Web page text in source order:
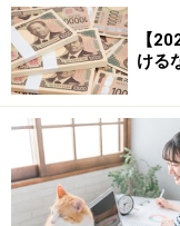
【30万円・50万円
・30万円を預けた
・50万円を預けた
参照：夏のボーナ
【
ける